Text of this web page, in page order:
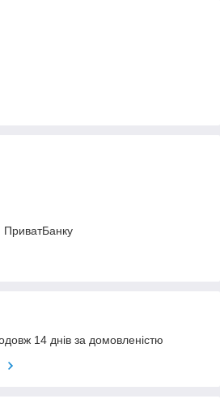
ПриватБанку
14 днів за домовленістю